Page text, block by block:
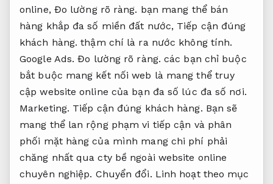
online, Đo lường rõ ràng. bạn mang thể bán
hàng khắp đa số miền đất nước, Tiếp cận đúng
khách hàng. thậm chí là ra nước không tính.
Google Ads. Đo lường rõ ràng. các bạn chỉ buộc
bắt buộc mang kết nối web là mang thể truy
cập website online của bạn đa số lúc đa số nơi.
Marketing. Tiếp cận đúng khách hàng. Bạn sẽ
mang thể lan rộng phạm vi tiếp cận và phân
phối mặt hàng của mình mang chi phí phải
chăng nhất qua cty bề ngoài website online
chuyên nghiệp. Chuyển đổi. Linh hoạt theo mục